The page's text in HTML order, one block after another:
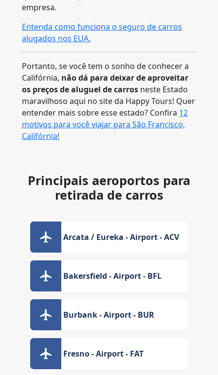
empresa.
Entenda como funciona o seguro de carros
alugados nos EUA.
Portanto, se você tem o sonho de conhecer a
Califórnia, não dá para deixar de aproveitar
os preços de aluguel de carros neste Estado
maravilhoso aqui no site da Happy Tours! Quer
entender mais sobre esse estado? Confira 12
motivos para você viajar para São Francisco,
Califórnia!
Principais aeroportos para
retirada de carros
Arcata / Eureka - Airport - ACV
Bakersfield - Airport - BFL
Burbank - Airport - BUR
Fresno - Airport - FAT